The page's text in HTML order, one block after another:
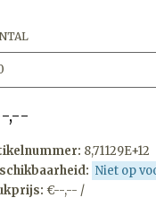
,--
8,71129E+12
Niet op
€--,-- /